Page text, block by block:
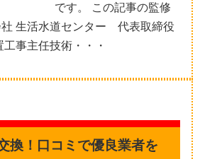
です。 この記事の監修
社 生活水道センター 代表取締役
事主任技術・・・
換！口コミで優良業者を